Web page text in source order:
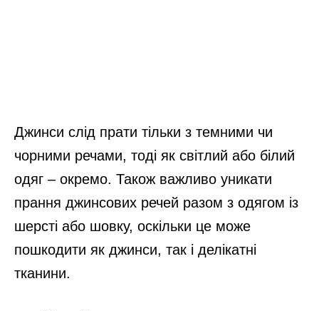
Джинси слід прати тільки з темними чи
чорними речами, тоді як світлий або білий
одяг – окремо. Також важливо уникати
прання джинсових речей разом з одягом із
шерсті або шовку, оскільки це може
пошкодити як джинси, так і делікатні
тканини.